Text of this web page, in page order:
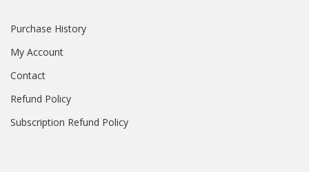
Purchase History
My Account
Contact
Refund Policy
Subscription Refund Policy